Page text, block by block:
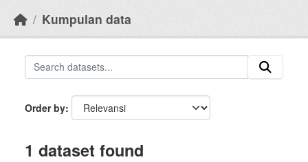
Kumpulan data
Order by
1 dataset found